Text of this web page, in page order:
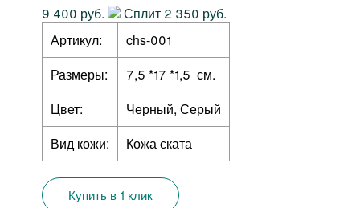
9 400 руб.
Сплит 2 350 руб.
Артикул:
chs-001
Размеры:
7,5 *17 *1,5 см.
Цвет:
Черный, Серый
Вид кожи:
Кожа ската
Купить в 1 клик